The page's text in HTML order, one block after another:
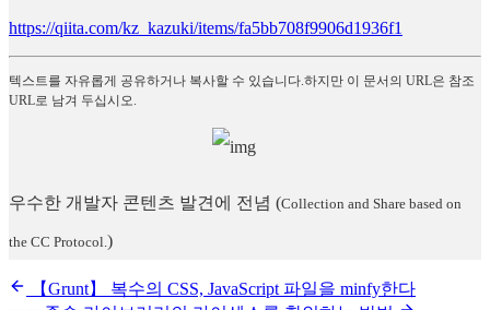
https://qiita.com/kz_kazuki/items/fa5bb708f9906d1936f1
텍스트를 자유롭게 공유하거나 복사할 수 있습니다.하지만 이 문서의 URL은 참조
URL로 남겨 두십시오.
우수한 개발자 콘텐츠 발견에 전념 (Collection and Share based on
the CC Protocol. )
【Grunt】 복수의 CSS, JavaScript 파일을 minfy한다